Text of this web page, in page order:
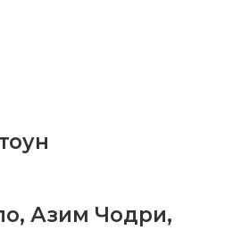
, Азим Чодри,